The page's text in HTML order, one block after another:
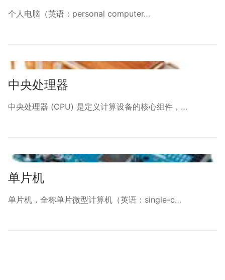
个人电脑（英语：personal computer…
中央处理器
中央处理器 (CPU) 是定义计算设备的核心组件，…
单片机
单片机，全称单片微型计算机（英语：single-c…